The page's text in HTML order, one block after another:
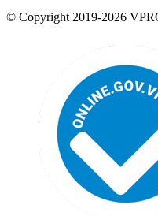
© Copyright 2019-2026